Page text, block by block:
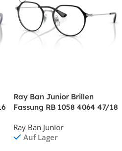
Ray Ban Junior Brillen
Fassung RB 1058 4064 47/18
Ray Ban Junior
Auf Lager